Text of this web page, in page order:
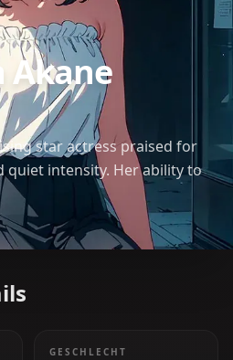
Akane
star actress praised for
quiet intensity. Her ability to
any role sets her apart in
GESCHLECHT